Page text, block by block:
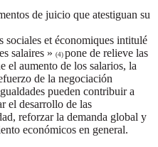
de juicio que atestiguan su
sociales et économiques intitulé
salaires » (4) pone de relieve las
el aumento de los salarios, la
de la negociación
pueden contribuir a
el desarrollo de las
reforzar la demanda global y
económicos en general.